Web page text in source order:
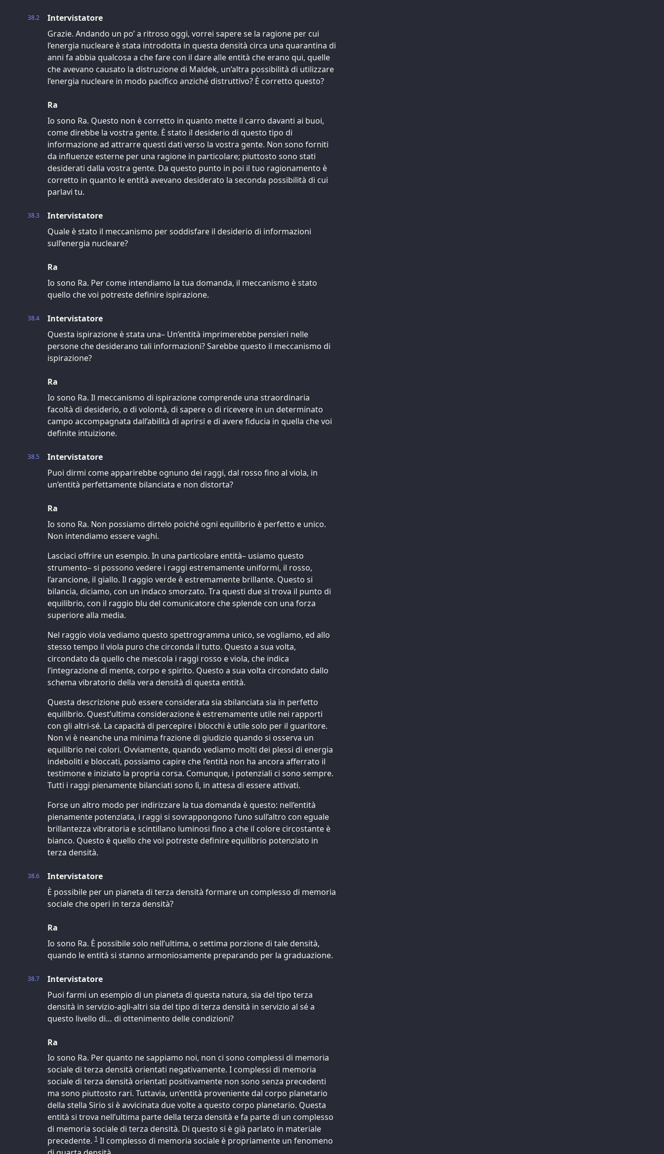
38.2
Intervistatore
Grazie. Andando un po’ a ritroso oggi, vorrei sapere se la ragione per cui
l’energia nucleare è stata introdotta in questa densità circa una quarantina di
anni fa abbia qualcosa a che fare con il dare alle entità che erano qui, quelle
che avevano causato la distruzione di Maldek, un’altra possibilità di utilizzare
l’energia nucleare in modo pacifico anziché distruttivo? È corretto questo?
Ra
Io sono Ra. Questo non è corretto in quanto mette il carro davanti ai buoi,
come direbbe la vostra gente. È stato il desiderio di questo tipo di
informazione ad attrarre questi dati verso la vostra gente. Non sono forniti
da influenze esterne per una ragione in particolare; piuttosto sono stati
desiderati dalla vostra gente. Da questo punto in poi il tuo ragionamento è
corretto in quanto le entità avevano desiderato la seconda possibilità di cui
parlavi tu.
38.3
Intervistatore
Quale è stato il meccanismo per soddisfare il desiderio di informazioni
sull’energia nucleare?
Ra
Io sono Ra. Per come intendiamo la tua domanda, il meccanismo è stato
quello che voi potreste definire ispirazione.
38.4
Intervistatore
Questa ispirazione è stata una– Un’entità imprimerebbe pensieri nelle
persone che desiderano tali informazioni? Sarebbe questo il meccanismo di
ispirazione?
Ra
Io sono Ra. Il meccanismo di ispirazione comprende una straordinaria
facoltà di desiderio, o di volontà, di sapere o di ricevere in un determinato
campo accompagnata dall’abilità di aprirsi e di avere fiducia in quella che voi
definite intuizione.
38.5
Intervistatore
Puoi dirmi come apparirebbe ognuno dei raggi, dal rosso fino al viola, in
un’entità perfettamente bilanciata e non distorta?
Ra
Io sono Ra. Non possiamo dirtelo poiché ogni equilibrio è perfetto e unico.
Non intendiamo essere vaghi.
Lasciaci offrire un esempio. In una particolare entità– usiamo questo
strumento– si possono vedere i raggi estremamente uniformi, il rosso,
l’arancione, il giallo. Il raggio verde è estremamente brillante. Questo si
bilancia, diciamo, con un indaco smorzato. Tra questi due si trova il punto di
equilibrio, con il raggio blu del comunicatore che splende con una forza
superiore alla media.
Nel raggio viola vediamo questo spettrogramma unico, se vogliamo, ed allo
stesso tempo il viola puro che circonda il tutto. Questo a sua volta,
circondato da quello che mescola i raggi rosso e viola, che indica
l’integrazione di mente, corpo e spirito. Questo a sua volta circondato dallo
schema vibratorio della vera densità di questa entità.
Questa descrizione può essere considerata sia sbilanciata sia in perfetto
equilibrio. Quest’ultima considerazione è estremamente utile nei rapporti
con gli altri-sé. La capacità di percepire i blocchi è utile solo per il guaritore.
Non vi è neanche una minima frazione di giudizio quando si osserva un
equilibrio nei colori. Ovviamente, quando vediamo molti dei plessi di energia
indeboliti e bloccati, possiamo capire che l’entità non ha ancora afferrato il
testimone e iniziato la propria corsa. Comunque, i potenziali ci sono sempre.
Tutti i raggi pienamente bilanciati sono lì, in attesa di essere attivati.
Forse un altro modo per indirizzare la tua domanda è questo: nell’entità
pienamente potenziata, i raggi si sovrappongono l’uno sull’altro con eguale
brillantezza vibratoria e scintillano luminosi fino a che il colore circostante è
bianco. Questo è quello che voi potreste definire equilibrio potenziato in
terza densità.
38.6
Intervistatore
È possibile per un pianeta di terza densità formare un complesso di memoria
sociale che operi in terza densità?
Ra
Io sono Ra. È possibile solo nell’ultima, o settima porzione di tale densità,
quando le entità si stanno armoniosamente preparando per la graduazione.
38.7
Intervistatore
Puoi farmi un esempio di un pianeta di questa natura, sia del tipo terza
densità in servizio-agli-altri sia del tipo di terza densità in servizio al sé a
questo livello di… di ottenimento delle condizioni?
Ra
Io sono Ra. Per quanto ne sappiamo noi, non ci sono complessi di memoria
sociale di terza densità orientati negativamente. I complessi di memoria
sociale di terza densità orientati positivamente non sono senza precedenti
ma sono piuttosto rari. Tuttavia, un’entità proveniente dal corpo planetario
della stella Sirio si è avvicinata due volte a questo corpo planetario. Questa
entità si trova nell’ultima parte della terza densità e fa parte di un complesso
di memoria sociale di terza densità. Di questo si è già parlato in materiale
precedente. 1 Il complesso di memoria sociale è propriamente un fenomeno